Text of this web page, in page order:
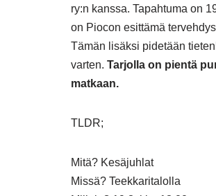
ry:n kanssa. Tapahtuma on
on Piocon esittämä
Tämän lisäksi pidetään
varten. Tarjolla on pientä
matkaan.
TLDR;
Mitä? Kesäjuhlat
Missä? Teekkaritalolla